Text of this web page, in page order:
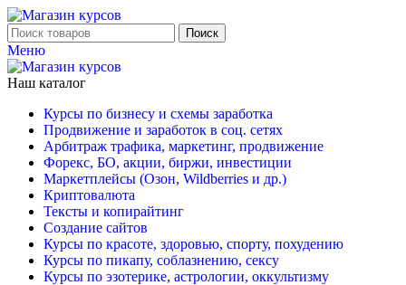
Поиск
Меню
Наш каталог
Курсы по бизнесу и схемы заработка
Продвижение и заработок в соц. сетях
Арбитраж трафика, маркетинг, продвижение
Форекс, БО, акции, биржи, инвестиции
Маркетплейсы (Озон, Wildberries и др.)
Криптовалюта
Тексты и копирайтинг
Создание сайтов
Курсы по красоте, здоровью, спорту, похудению
Курсы по пикапу, соблазнению, сексу
Курсы по эзотерике, астрологии, оккультизму